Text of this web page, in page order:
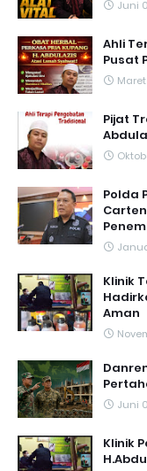
Juni
Ahli
Pusat
Maret
Pijat
Polda
Klinik
Aman
Juni
Klinik